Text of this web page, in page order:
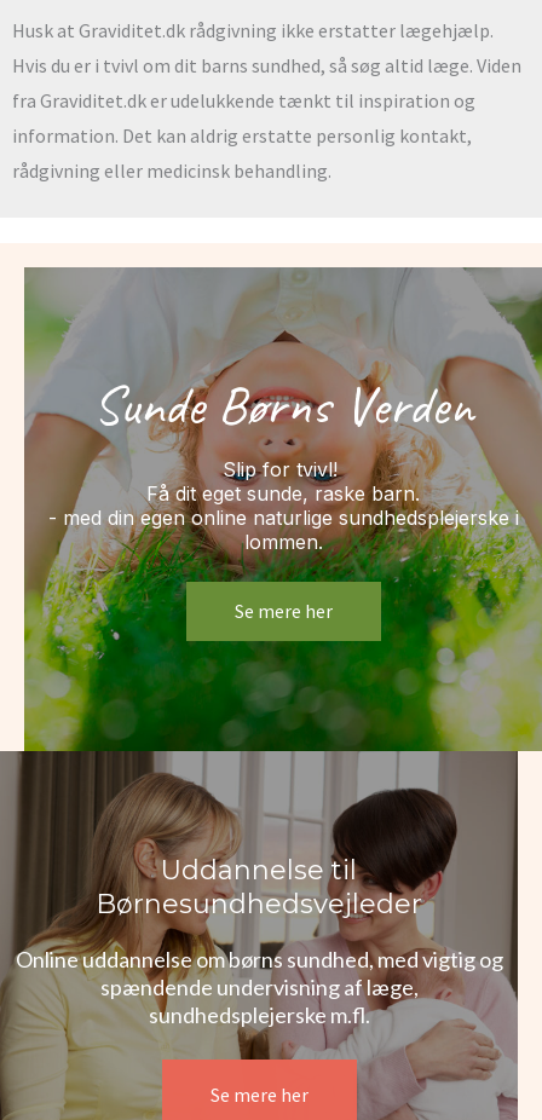
Husk at Graviditet.dk rådgivning ikke erstatter lægehjælp.
Hvis du er i tvivl om dit barns sundhed, så søg altid læge. Viden
fra Graviditet.dk er udelukkende tænkt til inspiration og
information. Det kan aldrig erstatte personlig kontakt,
rådgivning eller medicinsk behandling.
Sunde Børns Verden
Slip for tvivl!
Få dit eget sunde, raske barn.
- med din egen online naturlige sundhedsplejerske i
lommen.
Se mere her
Uddannelse til
Børnesundhedsvejleder
Online uddannelse om børns sundhed, med vigtig og
spændende undervisning af læge,
sundhedsplejerske m.fl.
Se mere her